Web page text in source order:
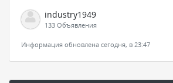
industry1949
133 Объявления
Информация обновлена сегодня, в 23:47